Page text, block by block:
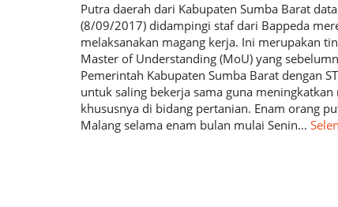
Putra daerah dari Kabupaten Sumba Barat
(8/09/2017) didampingi staf dari Bappeda
melaksanakan magang kerja. Ini merupakan
Master of Understanding (MoU) yang
Pemerintah Kabupaten Sumba Barat dengan
untuk saling bekerja sama guna
khususnya di bidang pertanian. Enam orang
Malang selama enam bulan mulai Senin…